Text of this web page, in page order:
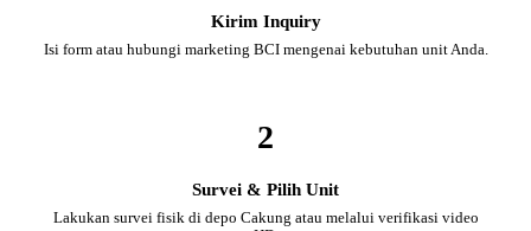
Kirim Inquiry
Isi form atau hubungi marketing BCI mengenai kebutuhan unit Anda.
2
Survei & Pilih Unit
Lakukan survei fisik di depo Cakung atau melalui verifikasi video